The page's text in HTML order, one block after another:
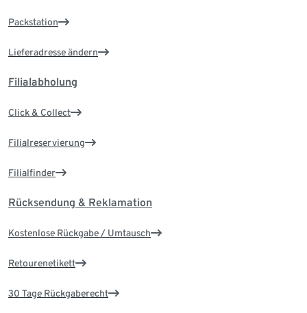
Packstation
Lieferadresse ändern
Filialabholung
Click & Collect
Filialreservierung
Filialfinder
Rücksendung & Reklamation
Kostenlose Rückgabe / Umtausch
Retourenetikett
30 Tage Rückgaberecht